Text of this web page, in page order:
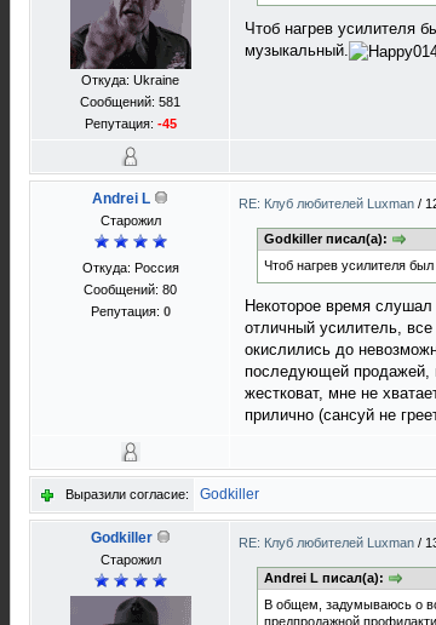
Откуда: Ukraine
Сообщений: 581
Репутация: -45
Чтоб нагрев усилителя
музыкальный.
Andrei L
Старожил
Откуда: Россия
Сообщений: 80
Репутация: 0
RE: Клуб любителей Luxman /
Godkiller писал(а):
Чтоб нагрев усилителя
Некоторое время
отличный усилитель,
окислились до
последующей продажей,
жестковат, мне не
прилично (сансуй не
Выразили согласие: Godkiller
Godkiller
Старожил
RE: Клуб любителей Luxman /
Andrei L писал(а):
В общем, задумываюсь о
предпродажной